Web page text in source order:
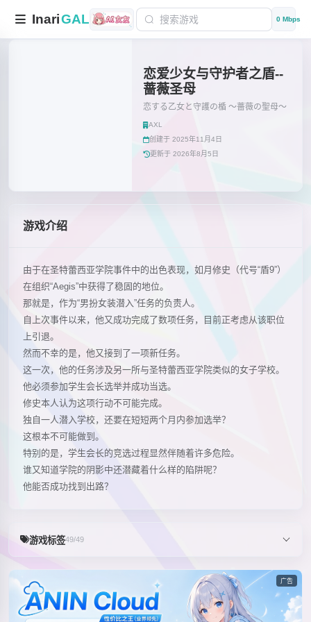
InariGAL 0 Mbps
恋爱少女与守护者之盾--
蔷薇圣母
恋する乙女と守護の楯 ～薔薇の聖母～
AXL
创建于 2025年11月4日
更新于 2026年8月5日
游戏介绍
由于在圣特蕾西亚学院事件中的出色表现，如月修史（代号“盾9”）
在组织“Aegis”中获得了稳固的地位。
那就是，作为“男扮女装潜入”任务的负责人。
自上次事件以来，他又成功完成了数项任务，目前正考虑从该职位
上引退。
然而不幸的是，他又接到了一项新任务。
这一次，他的任务涉及另一所与圣特蕾西亚学院类似的女子学校。
他必须参加学生会长选举并成功当选。
修史本人认为这项行动不可能完成。
独自一人潜入学校，还要在短短两个月内参加选举？
这根本不可能做到。
特别的是，学生会长的竞选过程显然伴随着许多危险。
谁又知道学院的阴影中还潜藏着什么样的陷阱呢？
他能否成功找到出路？
游戏标签49/49
广告